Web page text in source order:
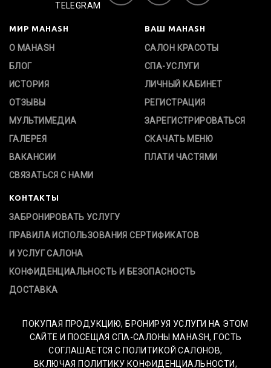
TELEGRAM
МИР MAHASH
О MAHASH
БЛОГ
ИСТОРИЯ
ОТЗЫВЫ
МУЛЬТИМЕДИА
ГАЛЕРЕЯ
ВАКАНСИИ
СВЯЗАТЬСЯ С НАМИ
ВАШ MAHASH
САЛОН КРАСОТЫ
СПА-УСЛУГИ
ЛИЧНЫЙ КАБИНЕТ
РЕГИСТРАЦИЯ
ЗАРЕГИСТРИРОВАТЬСЯ
СКАЧАТЬ МЕНЮ
ПЛАТИ ЧАСТЯМИ
КОНТАКТЫ
ЗАБРОНИРОВАТЬ УСЛУГУ
ПРАВИЛА ИСПОЛЬЗОВАНИЯ СЕРТИФИКАТОВ
И УСЛУГ САЛОНА
КОНФИДЕНЦИАЛЬНОСТЬ И БЕЗОПАСНОСТЬ
ДОСТАВКА
ПОКУПАЯ ПРОДУКЦИЮ, БРОНИРУЯ УСЛУГИ НА ЭТОМ
САЙТЕ И ПОСЕЩАЯ СПА-САЛОНЫ MAHASH, ГОСТЬ
СОГЛАШАЕТСЯ С ПОЛИТИКОЙ САЛОНОВ,
ВКЛЮЧАЯ ПОЛИТИКУ КОНФИДЕНЦИАЛЬНОСТИ,